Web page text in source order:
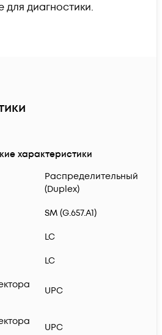
диагностики.
характеристики
Распределительный
(Duplex)
SM (G.657.A1)
LC
LC
UPC
UPC